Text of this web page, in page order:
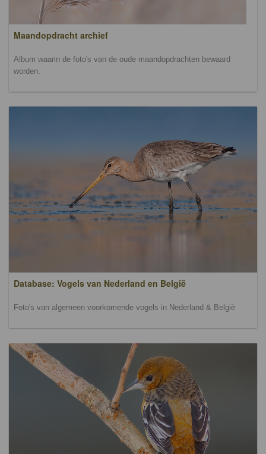
Maandopdracht archief
Album waarin de foto's van de oude maandopdrachten bewaard
worden.
Database: Vogels van Nederland en België
Foto's van algemeen voorkomende vogels in Nederland & België